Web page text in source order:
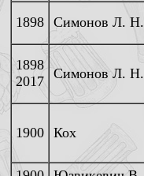
1898 Симонов Л. Н.
1898
2017 Симонов Л. Н.
1900 Кох